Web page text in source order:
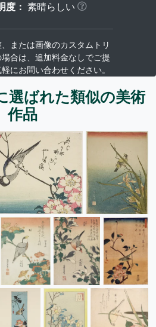
度： 素晴らしい
または画像のカスタムトリ
合は、追加料金なしでご提
にお問い合わせください。
選ばれた類似の美術
作品